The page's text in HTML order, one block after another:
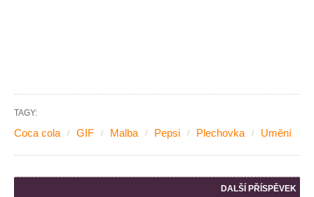
TAGY:
Coca cola GIF Malba Pepsi Plechovka Umění
DALŠÍ PŘÍSPĚVEK